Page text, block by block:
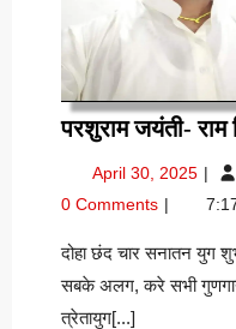
परशुराम जयंती- राम
April 30, 2025 April
2025
0 Comments
दोहा छंद चार सनातन
सबके अलग, करे सभी
त्रेतायुग[...]